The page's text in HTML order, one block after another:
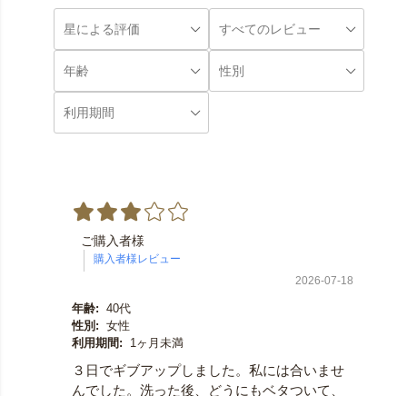
ご購入者様
2026-07-18
年齢: 40代
性別: 女性
利用期間:
1ヶ月未満
３日でギブアップしました。私には合いませ
んでした。洗った後、どうにもベタついて、